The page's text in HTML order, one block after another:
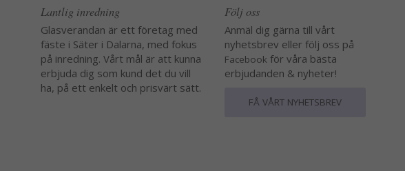
Lantlig inredning
Glasverandan är ett företag med
fäste i Säter i Dalarna, med fokus
på inredning. Vårt mål är att kunna
erbjuda dig som kund det du vill
ha, på ett enkelt och prisvärt sätt.
Följ oss
Anmäl dig gärna till vårt
nyhetsbrev eller följ oss på
Facebook för våra bästa
erbjudanden & nyheter!
FÅ VÅRT NYHETSBREV